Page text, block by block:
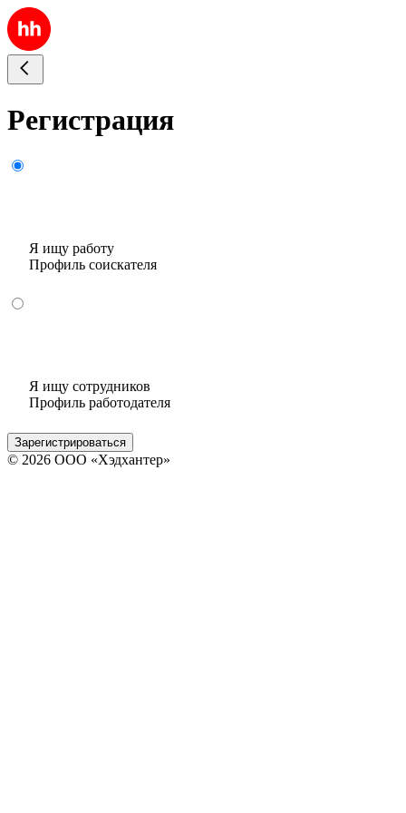
Регистрация
Я ищу работу
Профиль соискателя
Я ищу сотрудников
Профиль работодателя
Зарегистрироваться
© 2026 ООО «Хэдхантер»